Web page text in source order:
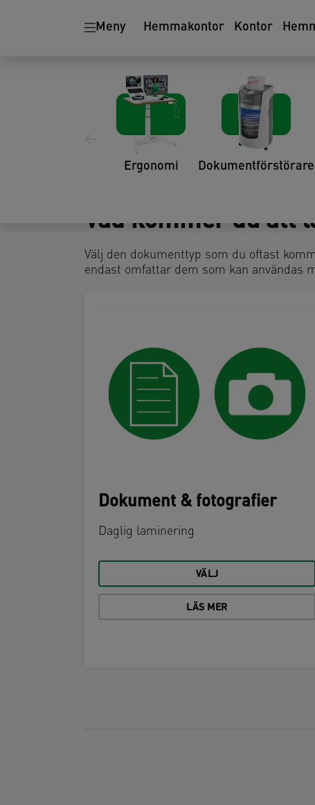
Meny Hemmakontor Kontor
Ergonomi Dokumentförstörare
Vår produktväljare hjälper
tre enkla frågor.
TYP AV DOKUMENT 2
Vad kommer du att
Välj den dokumenttyp som du oftast
endast omfattar dem som kan användas
Dokument & fotografier
Daglig laminering
VÄLJ
LÄS MER